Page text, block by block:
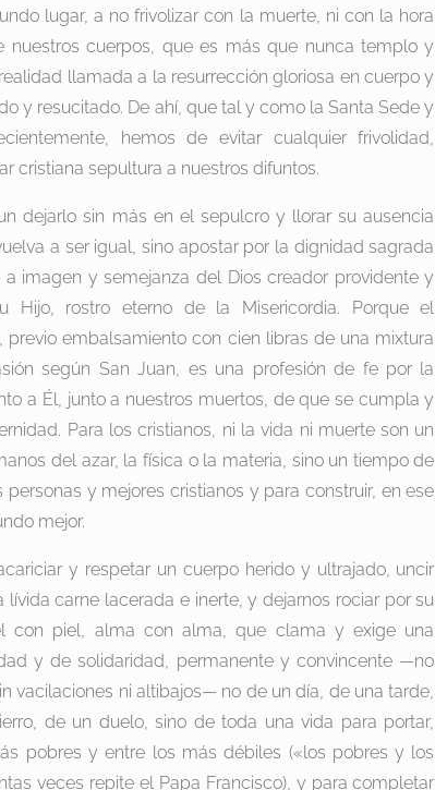
lugar, a no frivolizar con la muerte, ni con la hora
cuerpos, que es más que nunca templo y
llamada a la resurrección gloriosa en cuerpo y
y resucitado. De ahí, que tal y como la Santa Sede y
hemos de evitar cualquier frivolidad,
cristiana sepultura a nuestros difuntos.
dejarlo sin más en el sepulcro y llorar su ausencia
a ser igual, sino apostar por la dignidad sagrada
imagen y semejanza del Dios creador providente y
Hijo, rostro eterno de la Misericordia. Porque el
embalsamiento con cien libras de una mixtura
según San Juan, es una profesión de fe por la
a Él, junto a nuestros muertos, de que se cumpla y
Para los cristianos, ni la vida ni muerte son un
del azar, la física o la materia, sino un tiempo de
y mejores cristianos y para construir, en ese
mejor.
y respetar un cuerpo herido y ultrajado, uncir
carne lacerada e inerte, y dejarnos rociar por su
con piel, alma con alma, que clama y exige una
y de solidaridad, permanente y convincente —no
vacilaciones ni altibajos— no de un día, de una tarde,
de un duelo, sino de toda una vida para portar,
pobres y entre los más débiles («los pobres y los
veces repite el Papa Francisco), y para completar